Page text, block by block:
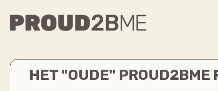
HET "OUDE" PROUD2BME